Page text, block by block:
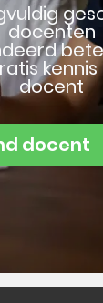
docenten
docent
docent